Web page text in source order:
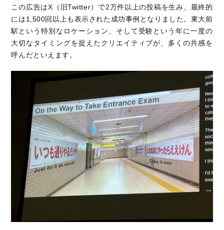
この広告はX（旧Twitter）で2万件以上の投稿を生み、最終的
には1,500回以上も表示された成功事例となりました。東大前
駅という特別なロケーション、そして受験という年に一度の
大切なタイミングを捉えたクリエイティブが、多くの共感を
呼んだといえます。